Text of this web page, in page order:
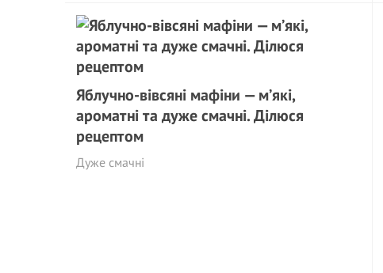
Яблучно-вівсяні мафіни — м’які,
ароматні та дуже смачні. Ділюся
рецептом
Дуже смачні